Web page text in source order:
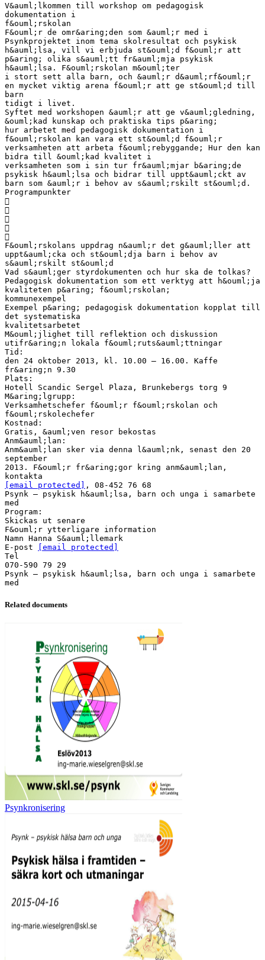
V&auml;lkommen till workshop om pedagogisk
dokumentation i
f&ouml;rskolan
F&ouml;r de omr&aring;den som &auml;r med i
Psynkprojektet inom tema skolresultat och psykisk
h&auml;lsa, vill vi erbjuda st&ouml;d f&ouml;r att
p&aring; olika s&auml;tt fr&auml;mja psykisk
h&auml;lsa. F&ouml;rskolan m&ouml;ter
i stort sett alla barn, och &auml;r d&auml;rf&ouml;r
en mycket viktig arena f&ouml;r att ge st&ouml;d till
barn
tidigt i livet.
Syftet med workshopen &auml;r att ge v&auml;gledning,
&ouml;kad kunskap och praktiska tips p&aring;
hur arbetet med pedagogisk dokumentation i
f&ouml;rskolan kan vara ett st&ouml;d f&ouml;r
verksamheten att arbeta f&ouml;rebyggande; Hur den kan
bidra till &ouml;kad kvalitet i
verksamheten som i sin tur fr&auml;mjar b&aring;de
psykisk h&auml;lsa och bidrar till uppt&auml;ckt av
barn som &auml;r i behov av s&auml;rskilt st&ouml;d.
Programpunkter





F&ouml;rskolans uppdrag n&auml;r det g&auml;ller att
uppt&auml;cka och st&ouml;dja barn i behov av
s&auml;rskilt st&ouml;d
Vad s&auml;ger styrdokumenten och hur ska de tolkas?
Pedagogisk dokumentation som ett verktyg att h&ouml;ja
kvaliteten p&aring; f&ouml;rskolan;
kommunexempel
Exempel p&aring; pedagogisk dokumentation kopplat till
det systematiska
kvalitetsarbetet
M&ouml;jlighet till reflektion och diskussion
utifr&aring;n lokala f&ouml;ruts&auml;ttningar
Tid:
den 24 oktober 2013, kl. 10.00 – 16.00. Kaffe
fr&aring;n 9.30
Plats:
Hotell Scandic Sergel Plaza, Brunkebergs torg 9
M&aring;lgrupp:
Verksamhetschefer f&ouml;r f&ouml;rskolan och
f&ouml;rskolechefer
Kostnad:
Gratis, &auml;ven resor bekostas
Anm&auml;lan:
Anm&auml;lan sker via denna l&auml;nk, senast den 20
september
2013. F&ouml;r fr&aring;gor kring anm&auml;lan,
[email protected]
, 08-452 76 68
Psynk – psykisk h&auml;lsa, barn och unga i samarbete
med
Program:
Skickas ut senare
F&ouml;r ytterligare information
Namn Hanna S&auml;llemark
E-post
[email protected]
Tel
070-590 79 29
Psynk – psykisk h&auml;lsa, barn och unga i samarbete
Related documents
Psynkronisering